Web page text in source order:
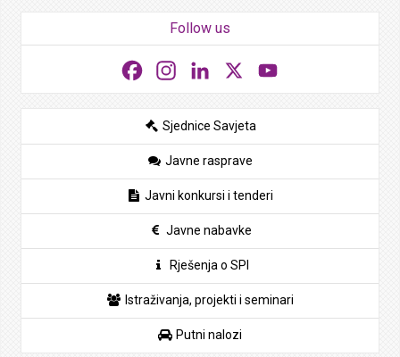
Follow us
FacebookInstagramLinkedIn
Sjednice Savjeta
Javne rasprave
Javni konkursi i tenderi
Javne nabavke
Rješenja o SPI
Istraživanja, projekti i seminari
Putni nalozi